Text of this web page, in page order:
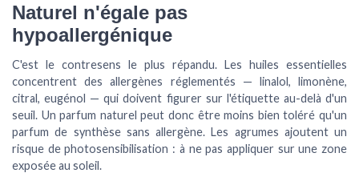
Naturel n'égale pas
hypoallergénique
C'est le contresens le plus répandu. Les huiles essentielles
concentrent des allergènes réglementés — linalol, limonène,
citral, eugénol — qui doivent figurer sur l'étiquette au-delà d'un
seuil. Un parfum naturel peut donc être moins bien toléré qu'un
parfum de synthèse sans allergène. Les agrumes ajoutent un
risque dephotosensibilisation : à ne pas appliquer sur une zone
exposée au soleil.